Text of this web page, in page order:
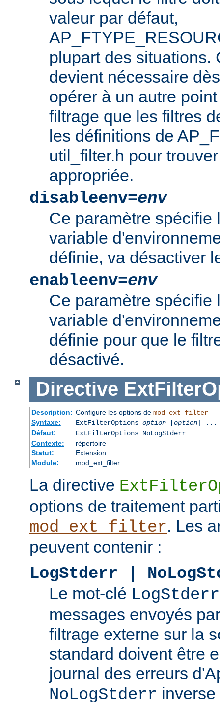
valeur par défaut,
plupart des situations.
devient nécessaire
opérer à un autre
filtrage que les filtres
les définitions de
util_filter.h pour
appropriée.
disableenv=env
Ce paramètre spécifie
variable
définie, va désactiver
enableenv=env
Ce paramètre spécifie
variable
définie pour que le
désactivé.
Directive
Description: Configure les options de mod_ext_filter
Syntaxe:
ExtFilterOptions option[option] ...
Défaut:
ExtFilterOptions NoLogStderr
Contexte:
répertoire
Statut:
Extension
Module:
mod_ext_filter
La directive
options de traitement
mod_ext_filter. Les
peuvent contenir :
LogStderr |
Le mot-clé LogStderr
messages envoyés
filtrage externe sur la
standard doivent être
journal des erreurs
NoLogStderr